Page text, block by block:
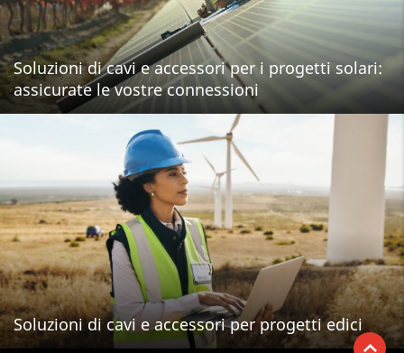
Soluzioni di cavi e accessori per i progetti solari:
assicurate le vostre connessioni
Soluzioni di cavi e accessori per progetti edici